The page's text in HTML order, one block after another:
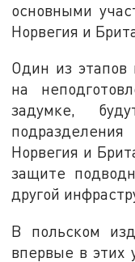
основными
Норвегия и
Один из этапов
на
задумке,
Норвегия и
защите
другой
В польском
впервые в этих